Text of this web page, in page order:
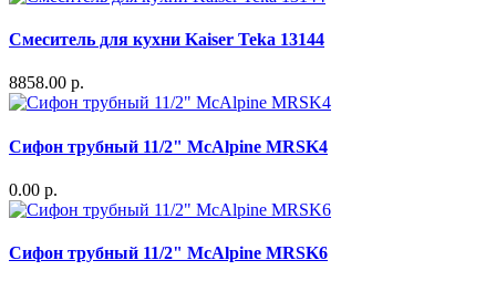
Смеситель для кухни Kaiser Teka 13144
8858.00 р.
Сифон трубный 11/2" McAlpine MRSK4
0.00 р.
Сифон трубный 11/2" McAlpine MRSK6